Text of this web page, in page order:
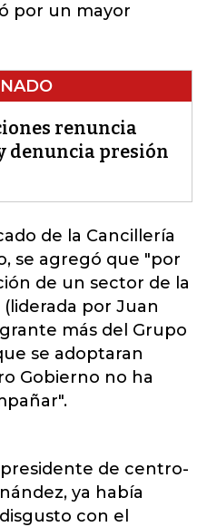
por un mayor
renuncia
denuncia presión
de la Cancillería
se agregó que "por
de un sector de la
(liderada por Juan
más del Grupo
se adoptaran
Gobierno no ha
de centro-
ya había
con el